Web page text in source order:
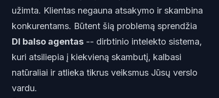
užimta. Klientas negauna atsakymo ir skambina
konkurentams. Būtent šią problemą sprendžia
DI balso agentas -- dirbtinio intelekto sistema,
kuri atsiliepia į kiekvieną skambutį, kalbasi
natūraliai ir atlieka tikrus veiksmus Jūsų verslo
vardu.